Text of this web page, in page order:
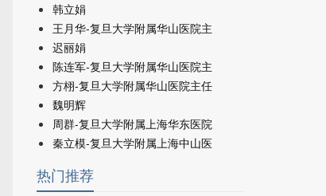
韩立娟
王月华-复旦大学附属华山医院主
迟丽娟
陈连军-复旦大学附属华山医院主
方栩-复旦大学附属华山医院主任
魏明辉
周群-复旦大学附属上海华东医院
秦立模-复旦大学附属上海中山医
热门推荐